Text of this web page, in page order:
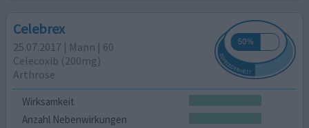
Celebrex
25.07.2017 | Mann | 60
Celecoxib (200mg)
Arthrose
Wirksamkeit
Anzahl Nebenwirkungen